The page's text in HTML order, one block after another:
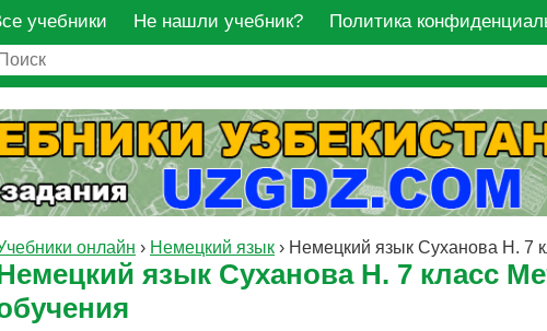
учебники Не нашли учебник? Политика
онлайн › Немецкий язык › Немецкий язык Суханова Н. 7
язык Суханова Н. 7 класс